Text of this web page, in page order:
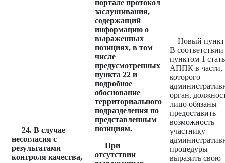
24. В случае
несогласия с
результатами
контроля качества,
портале протокол
заслушивания,
содержащий
информацию о
выраженных
позициях, в том
числе
предусмотренных
пункта 22 и
подробное
обоснование
территориального
подразделения по
представленным
позициям.
При
отсутствии
Новый пункт
В соответствии
пунктом 1
АППК в части,
которого
орган,
лицо обязаны
предоставить
возможность
участнику
процедуры
выразить свою